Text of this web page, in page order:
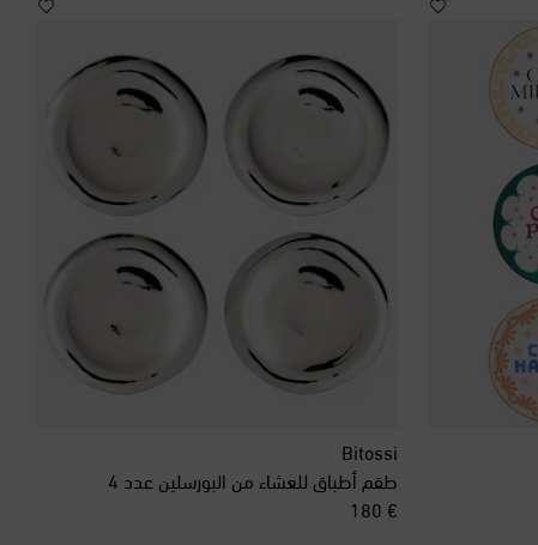
Bitossi
طقم أطباق للعشاء من البورسلين عدد 4
€ 180
original price